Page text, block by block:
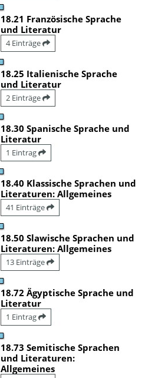
18.21 Französische Sprache
und Literatur
4 Einträge
18.25 Italienische Sprache
und Literatur
2 Einträge
18.30 Spanische Sprache und
Literatur
1 Eintrag
18.40 Klassische Sprachen und
Literaturen: Allgemeines
41 Einträge
18.50 Slawische Sprachen und
Literaturen: Allgemeines
13 Einträge
18.72 Ägyptische Sprache und
Literatur
1 Eintrag
18.73 Semitische Sprachen
und Literaturen:
Allgemeines